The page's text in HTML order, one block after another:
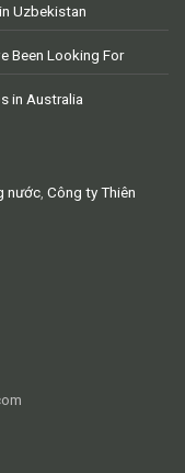
Uzbekistan
Been Looking For
in Australia
nước Công ty Thiên